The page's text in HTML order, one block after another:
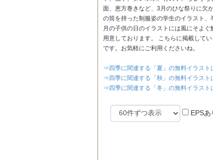
面、恵方巻きなど、3月のひな祭りに欠
の筒を持った制服姿の学生のイラスト
月の子供の日のイラストには風にそよ
用意しております。 こちらに掲載して
です。お気軽にご利用くださいね。
⇒四季に関連する「夏」の無料イラスト
⇒四季に関連する「秋」の無料イラスト
⇒四季に関連する「冬」の無料イラスト
EPSあ